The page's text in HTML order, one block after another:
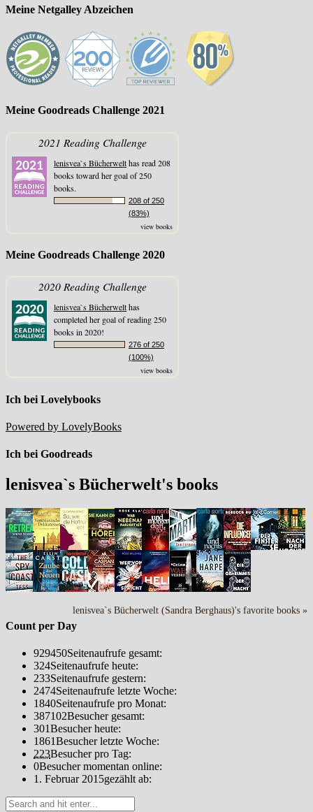
Meine Netgalley Abzeichen
Meine Goodreads Challenge 2021
2021 Reading Challenge
lenisvea`s Bücherwelthas read 208
books toward her goal of 250
books.
208 of 250
(83%)
view books
Meine Goodreads Challenge 2020
2020 Reading Challenge
lenisvea`s Bücherwelthas
completed her goal of reading 250
books in 2020!
276 of 250
(100%)
view books
Ich bei Lovelybooks
Powered by LovelyBooks
Ich bei Goodreads
lenisvea`s Bücherwelt's books
lenisvea`s Bücherwelt (Sandra Berghaus)'s favorite books »
Count per Day
929450Seitenaufrufe gesamt:
324Seitenaufrufe heute:
233Seitenaufrufe gestern:
2474Seitenaufrufe letzte Woche:
1840Seitenaufrufe pro Monat:
387102Besucher gesamt:
301Besucher heute:
1861Besucher letzte Woche:
223Besucher pro Tag:
0Besucher momentan online:
1. Februar 2015gezählt ab: